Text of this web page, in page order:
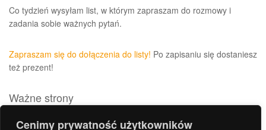
Cenimy prywatność użytkowników
Co tydzień wysyłam list, w którym zapraszam do rozmowy i
zadania sobie ważnych pytań.
Zapraszam się do dołączenia do listy! Po zapisaniu się dostaniesz
też prezent!
Ważne strony
Polityka prywatności i plików cookies